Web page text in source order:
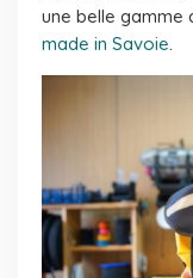
une belle gamme
made in Savoie